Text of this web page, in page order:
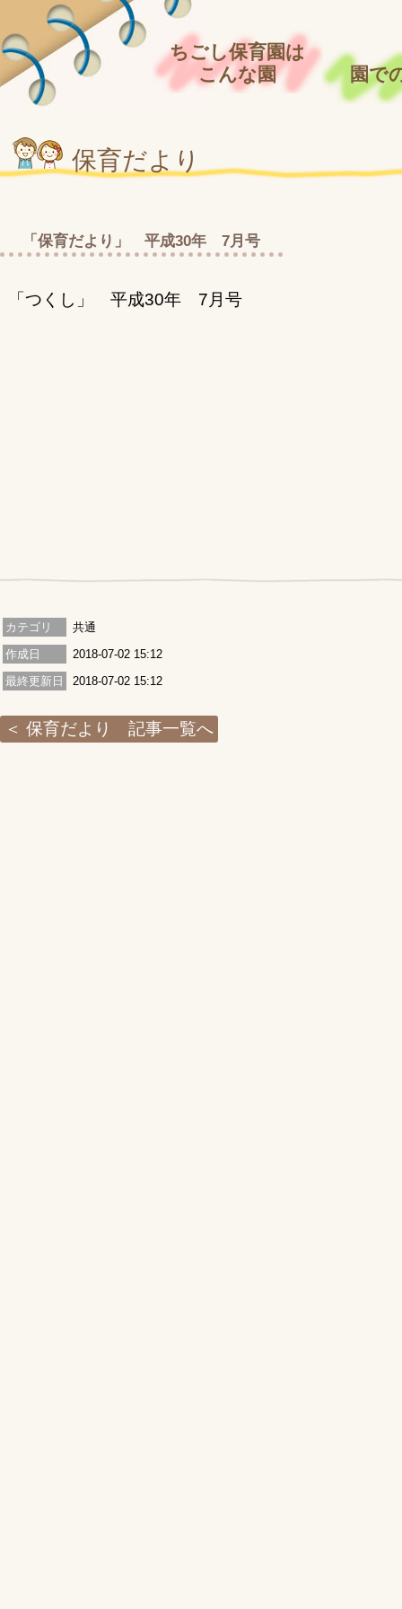
ちごし保育園は
こんな園
園で
保育だより
「保育だより」 平成30年 7月号
「つくし」 平成30年 7月号
カテゴリ
共通
作成日
2018-07-02 15:12
最終更新日
2018-07-02 15:12
保育だより 記事一覧へ